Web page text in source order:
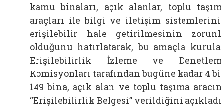
kamu binaları, açık alanlar, toplu
araçları ile bilgi ve iletişim
erişilebilir hale getirilmesinin
olduğunu hatırlatarak, bu amaçla
Erişilebilirlik İzleme ve
Komisyonları tarafından bugüne kadar 4
149 bina, açık alan ve toplu taşıma
“Erişilebilirlik Belgesi” verildiğini